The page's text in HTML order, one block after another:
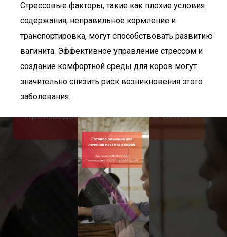
Стрессовые факторы, такие как плохие условия
содержания, неправильное кормление и
транспортировка, могут способствовать развитию
вагинита. Эффективное управление стрессом и
создание комфортной среды для коров могут
значительно снизить риск возникновения этого
заболевания.